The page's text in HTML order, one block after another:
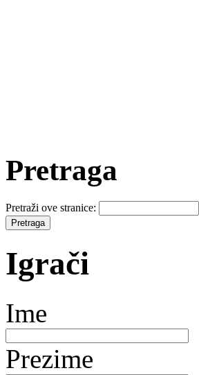
Pretraga
Pretraži ove stranice:
Igrači
Ime
Prezime